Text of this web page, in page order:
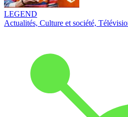
LEGEND
Actualités, Culture et société,